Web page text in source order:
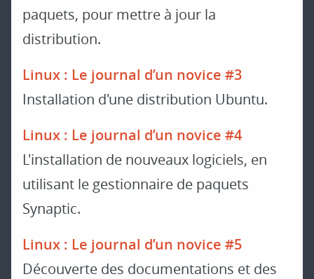
paquets, pour mettre à jour la
distribution.
Linux : Le journal d’un novice #3
Installation d'une distribution Ubuntu.
Linux : Le journal d’un novice #4
L'installation de nouveaux logiciels, en
utilisant le gestionnaire de paquets
Synaptic.
Linux : Le journal d’un novice #5
Découverte des documentations et des